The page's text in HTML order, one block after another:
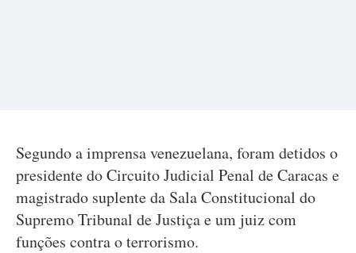
Segundo a imprensa venezuelana, foram detidos o
presidente do Circuito Judicial Penal de Caracas e
magistrado suplente da Sala Constitucional do
Supremo Tribunal de Justiça e um juiz com
funções contra o terrorismo.